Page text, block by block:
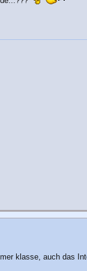
klasse, auch das